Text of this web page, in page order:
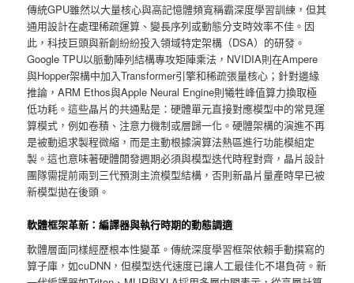
傳統GPU雖然以大量核心與高記憶體頻寬稱霸深度學習訓練，但其
通用設計在處理稀疏運算、變長序列或動態分支時效率不佳。因
此，科技巨頭與新創紛紛投入領域特定架構（DSA）的研發。
Google TPU以脈動陣列結構專攻矩陣乘法，NVIDIA則在Ampere
與Hopper架構中加入Transformer引擎和稀疏張量核心；針對邊緣
推論，ARM Ethos與Apple Neural Engine則犧牲峰值算力換取極
低功耗。這些晶片的共通點是：硬體單元直接對應模型中的常見運
算模式，例如卷積、注意力機制或層歸一化。硬體架構的演進不再
是被動追求製程微縮，而是主動根據演算法熱區進行功能模組定
製。這也意味著硬體開發週期必須與模型迭代時程對齊，晶片設計
團隊需提前兩到三代預測主流模型結構，否則新晶片量產時早已被
新模型拋在後頭。
軟體框架革新：編譯器與執行時期的動態調適
軟體層面同樣經歷根本性變革。傳統深度學習框架依賴手動撰寫的
算子庫，如cuDNN，但模型迭代速度已讓人工最佳化不堪負荷。新